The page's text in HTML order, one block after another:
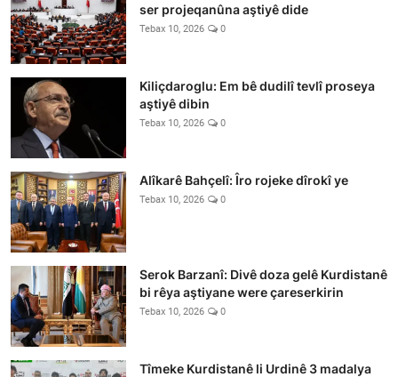
ser projeqanûna aştiyê dide
Tebax 10, 2026 0
Kiliçdaroglu: Em bê dudilî tevlî proseya
aştiyê dibin
Tebax 10, 2026 0
Alîkarê Bahçelî: Îro rojeke dîrokî ye
Tebax 10, 2026 0
Serok Barzanî: Divê doza gelê Kurdistanê
bi rêya aştiyane were çareserkirin
Tebax 10, 2026 0
Tîmeke Kurdistanê li Urdinê 3 madalya